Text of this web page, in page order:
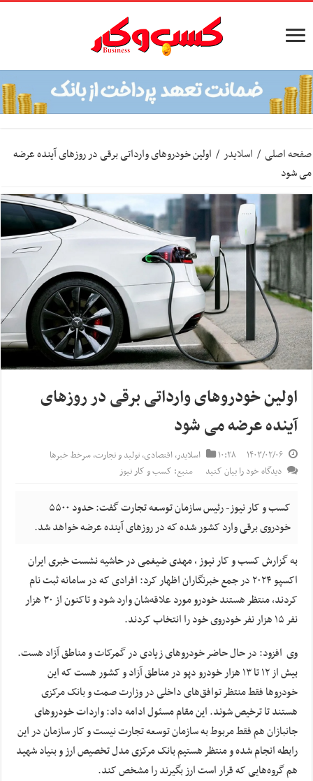
صفحه اصلی / اسلایدر / اولین خودروهای وارداتی برقی در روزهای آینده عرضه
می شود
اولین خودروهای وارداتی برقی در روزهای
آینده عرضه می شود
۱۴۰۳/۰۲/۰۶ ۱۰:۲۸ اسلایدر,اقتصادی,تولید و تجارت,سرخط خبرها
دیدگاه خود را بیان کنید
منبع: کسب و کار نیوز
کسب و کار نیوز- رئیس سازمان توسعه تجارت گفت: حدود ۵۵۰۰
خودروی برقی وارد کشور شده که در روزهای آینده عرضه خواهد شد.
به گزارش کسب و کار نیوز ، مهدی ضیغمی در حاشیه نشست خبری ایران
اکسپو ۲۰۲۴ در جمع خبرنگاران اظهار کرد: افرادی که در سامانه ثبت نام
کردند، منتظر هستند خودرو مورد علاقه‌شان وارد شود و تاکنون از ۳۰ هزار
نفر ۱۵ هزار نفر خودروی خود را انتخاب کردند.
وی افزود: در حال حاضر خودروهای زیادی در گمرکات و مناطق آزاد هست.
بیش از ۱۲ تا ۱۳ هزار خودرو دپو در مناطق آزاد و کشور هست که این
خودروها فقط منتظر توافق‌های داخلی در وزارت صمت و بانک مرکزی
هستند تا ترخیص شوند. این مقام مسئول ادامه داد: واردات خودروهای
جانبازان هم فقط مربوط به سازمان توسعه تجارت نیست و کار سازمان در این
رابطه انجام شده و منتظر هستیم بانک مرکزی مدل تخصیص ارز و بنیاد شهید
هم گروه‌هایی که قرار است ارز بگیرند را مشخص کند.